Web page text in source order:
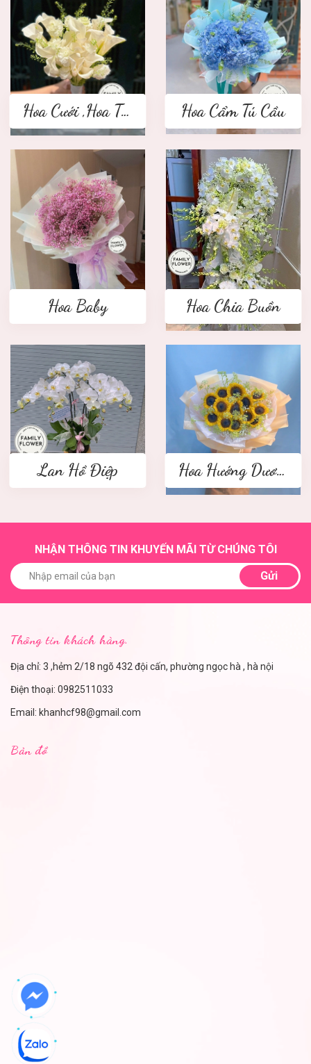
Hoa Cưới ,Hoa Tay Cầm Cô Dâu Hoa Cẩm Tú Cầu
Hoa Baby Hoa Chia Buồn
Lan Hồ Điệp Hoa Hướng Dương
NHẬN THÔNG TIN KHUYẾN MÃI TỪ CHÚNG TÔI
Gửi
Thông tin khách hàng.
Địa chỉ: 3 ,hẻm 2/18 ngõ 432 đội cấn, phường ngọc hà , hà nội
Điện thoại: 0982511033
Email: khanhcf98@gmail.com
Bản đồ